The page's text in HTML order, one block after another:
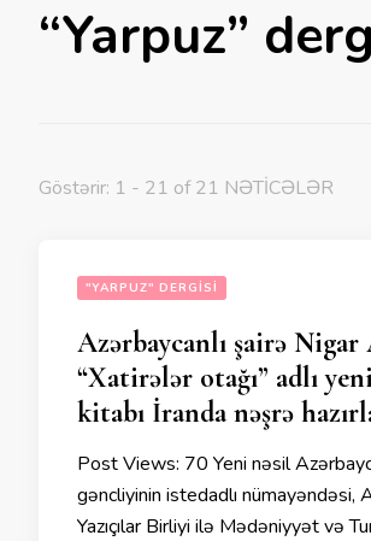
“Yarpuz”
Göstərir: 1 - 21 of 21 NƏTİCƏLƏR
"YARPUZ" DERGISI
Azərbaycanlı şairə
“Xatirələr otağı” adlı
kitabı İranda nəşrə
Post Views: 70 Yeni nəsil
gəncliyinin istedadlı nümayəndəsi,
Yazıçılar Birliyi ilə Mədəniyyət və